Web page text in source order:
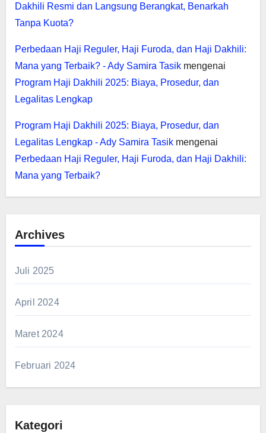
Dakhili Resmi dan Langsung Berangkat, Benarkah
Tanpa Kuota?
Perbedaan Haji Reguler, Haji Furoda, dan Haji Dakhili:
Mana yang Terbaik? - Ady Samira Tasikmengenai
Program Haji Dakhili 2025: Biaya, Prosedur, dan
Legalitas Lengkap
Program Haji Dakhili 2025: Biaya, Prosedur, dan
Legalitas Lengkap - Ady Samira Tasikmengenai
Perbedaan Haji Reguler, Haji Furoda, dan Haji Dakhili:
Mana yang Terbaik?
Archives
Juli 2025
April 2024
Maret 2024
Februari 2024
Kategori